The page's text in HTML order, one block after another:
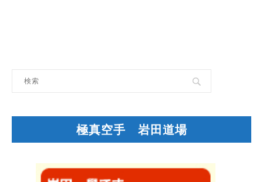
極真空手 岩田道場